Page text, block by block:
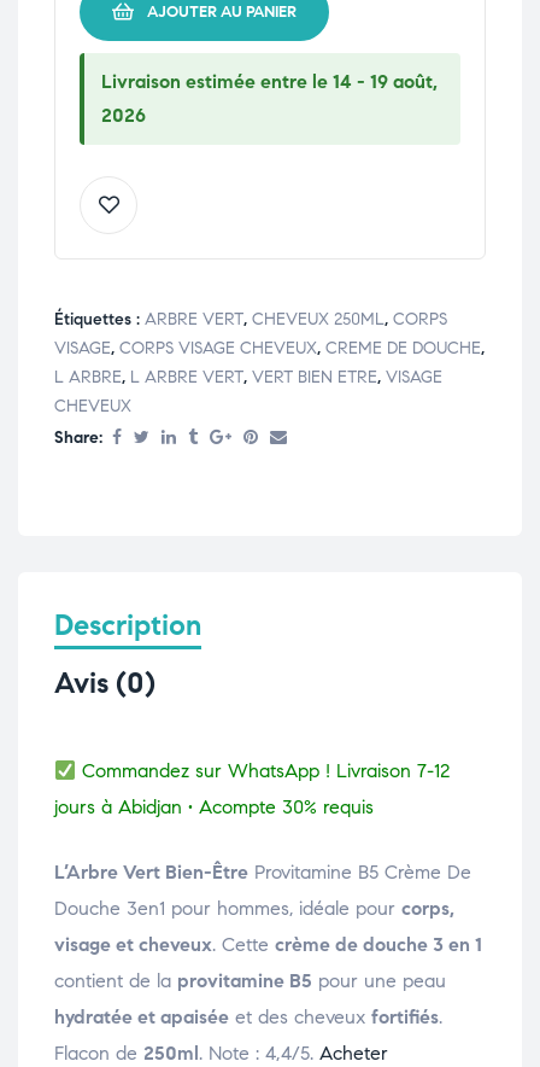
AJOUTER AU PANIER
Livraison estimée entre le 14 - 19 août,
2026
Étiquettes : ARBRE VERT, CHEVEUX 250ML, CORPS
VISAGE, CORPS VISAGE CHEVEUX, CREME DE DOUCHE,
L ARBRE, L ARBRE VERT, VERT BIEN ETRE, VISAGE
CHEVEUX
Share:
Description
Avis (0)
Commandez sur WhatsApp ! Livraison 7-12
jours à Abidjan • Acompte 30% requis
L’Arbre Vert Bien-Être Provitamine B5 Crème De
Douche 3en1 pour hommes, idéale pour corps,
visage et cheveux. Cette crème de douche 3 en 1
contient de la provitamine B5 pour une peau
hydratée et apaisée et des cheveux fortifiés.
Flacon de 250ml. Note : 4,4/5. Acheter